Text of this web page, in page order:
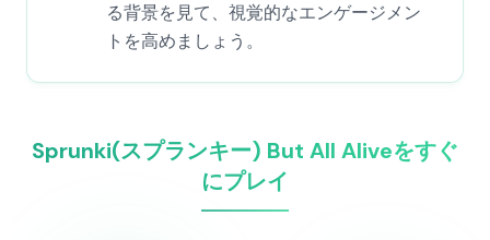
る背景を見て、視覚的なエンゲージメン
トを高めましょう。
Sprunki(スプランキー) But All Aliveをすぐ
にプレイ